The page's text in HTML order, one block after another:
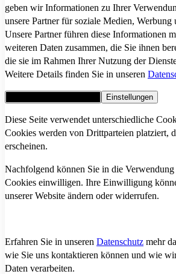
geben wir Informationen zu Ihrer
unsere Partner für soziale Medien, Werbung
Unsere Partner führen diese Informationen
weiteren Daten zusammen, die Sie ihnen
die sie im Rahmen Ihrer Nutzung der
Weitere Details finden Sie in unseren
Einstellungen
Diese Seite verwendet unterschiedliche
Cookies werden von Drittparteien platziert,
erscheinen.
Nachfolgend können Sie in die
Cookies einwilligen. Ihre Einwilligung
unserer Website ändern oder widerrufen.
Erfahren Sie in unseren Datenschutz mehr
wie Sie uns kontaktieren können und wie
Daten verarbeiten.